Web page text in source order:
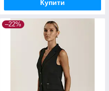
Купити
–22%